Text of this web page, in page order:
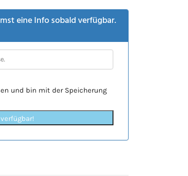
eine Info sobald verfügbar.
und bin mit der Speicherung